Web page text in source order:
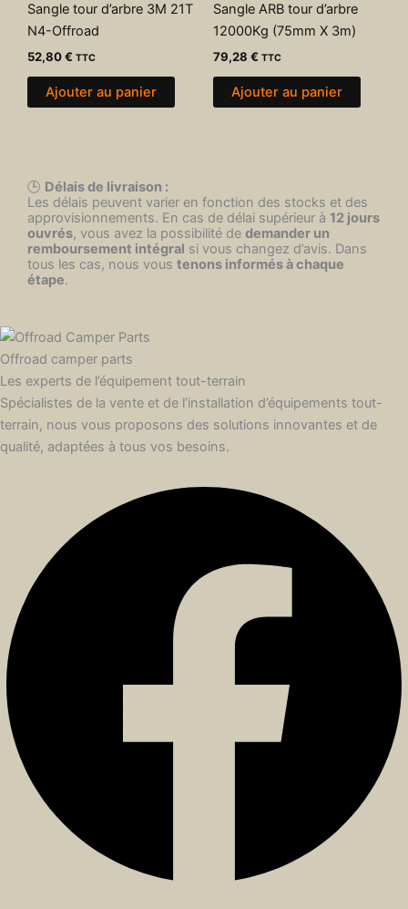
Sangle tour d’arbre 3M 21T
N4-Offroad
52,80€ TTC
Ajouter au panier
Sangle ARB tour d’arbre
12000Kg (75mm X 3m)
79,28 € TTC
Ajouter au panier
🕒 Délais de livraison :
Les délais peuvent varier en fonction des stocks et des
approvisionnements. En cas de délai supérieur à 12 jours
ouvrés, vous avez la possibilité de demander un
remboursement intégral si vous changez d’avis. Dans
tous les cas, nous vous tenons informés à chaque
étape.
Offroad camper parts
Les experts de l’équipement tout-terrain
Spécialistes de la vente et de l’installation d’équipements tout-
terrain, nous vous proposons des solutions innovantes et de
qualité, adaptées à tous vos besoins.